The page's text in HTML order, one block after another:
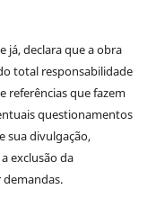
já, declara que a obra
total responsabilidade
referências que fazem
questionamentos
sua divulgação,
exclusão da
demandas.